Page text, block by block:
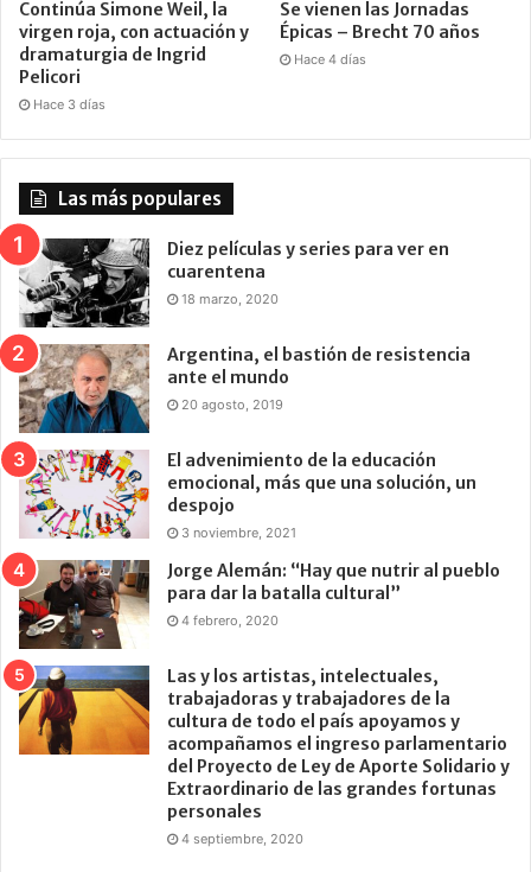
Continúa Simone Weil, la
virgen roja, con actuación y
dramaturgia de Ingrid
Pelicori
Hace 3 días
Se vienen las Jornadas
Épicas – Brecht 70 años
Hace 4 días
Las más populares
Diez películas y series para ver en
cuarentena
18 marzo, 2020
Argentina, el bastión de resistencia
ante el mundo
20 agosto, 2019
El advenimiento de la educación
emocional, más que una solución, un
despojo
3 noviembre, 2021
Jorge Alemán: “Hay que nutrir al pueblo
para dar la batalla cultural”
4 febrero, 2020
Las y los artistas, intelectuales,
trabajadoras y trabajadores de la
cultura de todo el país apoyamos y
acompañamos el ingreso parlamentario
del Proyecto de Ley de Aporte Solidario y
Extraordinario de las grandes fortunas
personales
4 septiembre, 2020